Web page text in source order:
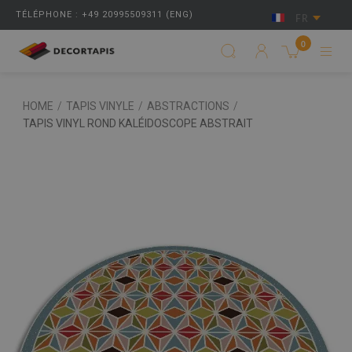
TÉLÉPHONE : +49 20995509311 (ENG) FR
0
HOME / TAPIS VINYLE / ABSTRACTIONS /
TAPIS VINYL ROND KALÉIDOSCOPE ABSTRAIT